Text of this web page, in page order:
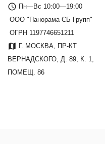
Пн—Вс 10:00—19:00
ООО "Панорама СБ Групп"
ОГРН 1197746651211
Г. МОСКВА, ПР-КТ
ВЕРНАДСКОГО, Д. 89, К. 1,
ПОМЕЩ. 86